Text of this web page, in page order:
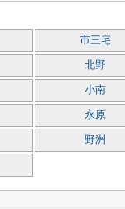
市三宅
北野
小南
永原
野洲